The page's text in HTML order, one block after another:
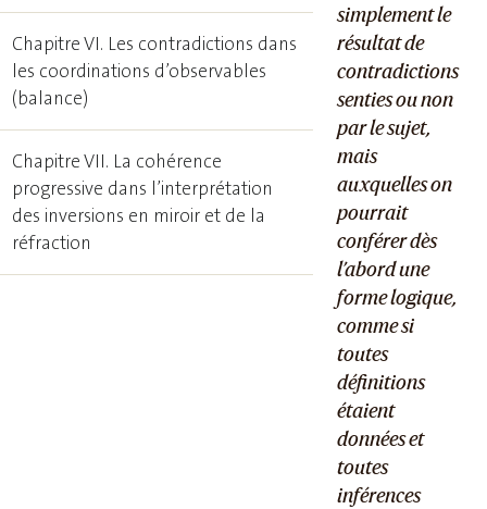
simplement le
résultat de
contradictions
senties ou non
par le sujet,
mais
auxquelles on
pourrait
conférer dès
l’abord une
forme logique,
comme si
toutes
définitions
étaient
données et
toutes
inférences
Chapitre VI. Les contradictions dans
les coordinations d’observables
(balance)
Chapitre VII. La cohérence
progressive dans l’interprétation
des inversions en miroir et de la
réfraction